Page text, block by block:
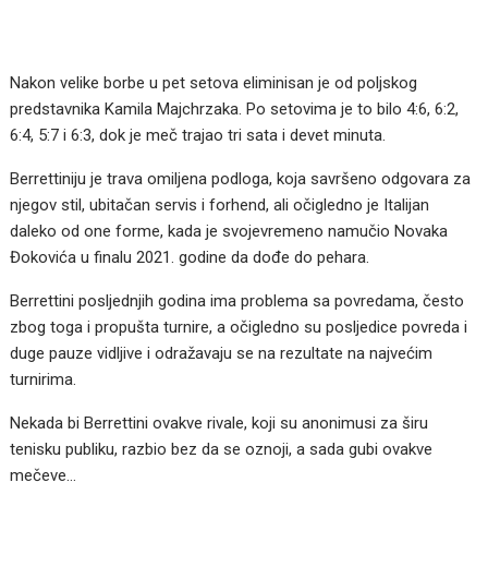
Nakon velike borbe u pet setova eliminisan je od poljskog
predstavnika Kamila Majchrzaka. Po setovima je to bilo 4:6, 6:2,
6:4, 5:7 i 6:3, dok je meč trajao tri sata i devet minuta.
Berrettiniju je trava omiljena podloga, koja savršeno odgovara za
njegov stil, ubitačan servis i forhend, ali očigledno je Italijan
daleko od one forme, kada je svojevremeno namučio Novaka
Đokovića u finalu 2021. godine da dođe do pehara.
Berrettini posljednjih godina ima problema sa povredama, često
zbog toga i propušta turnire, a očigledno su posljedice povreda i
duge pauze vidljive i odražavaju se na rezultate na najvećim
turnirima.
Nekada bi Berrettini ovakve rivale, koji su anonimusi za širu
tenisku publiku, razbio bez da se oznoji, a sada gubi ovakve
mečeve…